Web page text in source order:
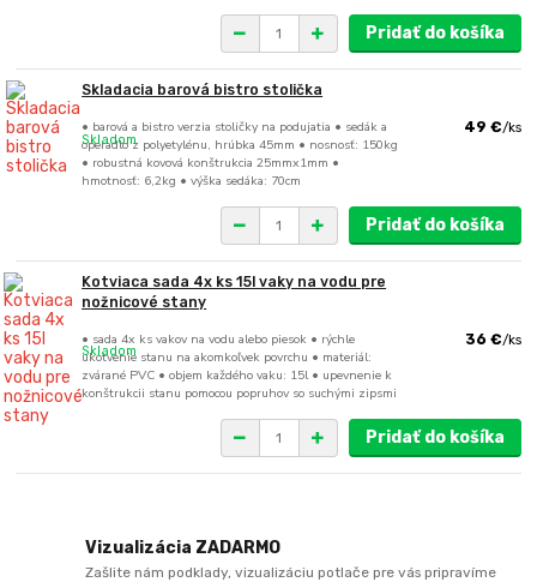
Pridať do košíka
Skladacia barová bistro stolička
• barová a bistro verzia stoličky na podujatia • sedák a
operadlo z polyetylénu, hrúbka 45mm • nosnosť: 150kg
• robustná kovová konštrukcia 25mmx1mm •
hmotnosť: 6,2kg • výška sedáka: 70cm
49 €/ks
Skladom
Pridať do košíka
Kotviaca sada 4x ks 15l vaky na vodu pre
nožnicové stany
• sada 4x ks vakov na vodu alebo piesok • rýchle
ukotvenie stanu na akomkoľvek povrchu • materiál:
zvárané PVC • objem každého vaku: 15l • upevnenie k
konštrukcii stanu pomocou popruhov so suchými zipsmi
36 €/ks
Skladom
Pridať do košíka
Vizualizácia ZADARMO
Zašlite nám podklady, vizualizáciu potlače pre vás pripravíme